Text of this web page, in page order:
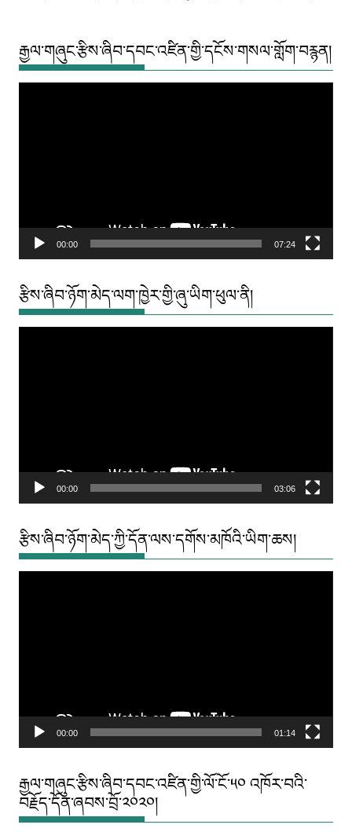
རྒྱལ་གཞུང་རྩིས་ཞིབ་དབང་འཛིན་གྱི་དངོས་གསལ་གློག་བརྙན།
00:00 07:24
རྩིས་ཞིབ་ཉོག་མེད་ལག་ཁྱེར་གྱི་ཞུ་ཡིག་ཕུལ་ནི།
00:00 03:06
རྩིས་ཞིབ་ཉོག་མེད་ཀྱི་དོན་ལས་དགོས་མཁོའི་ཡིག་ཆས།
00:00 01:14
རྒྱལ་གཞུང་རྩིས་ཞིབ་དབང་འཛིན་གྱི་ལོ་ངོ་༥༠ འཁོར་བའི་
བརྗོད་དོན་ཞབས་བྲོ་༢༠༢༠།